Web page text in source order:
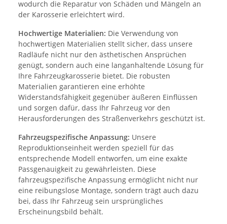
wodurch die Reparatur von Schäden und Mängeln an
der Karosserie erleichtert wird.
Hochwertige Materialien: Die Verwendung von
hochwertigen Materialien stellt sicher, dass unsere
Radläufe nicht nur den ästhetischen Ansprüchen
genügt, sondern auch eine langanhaltende Lösung für
Ihre Fahrzeugkarosserie bietet. Die robusten
Materialien garantieren eine erhöhte
Widerstandsfähigkeit gegenüber äußeren Einflüssen
und sorgen dafür, dass Ihr Fahrzeug vor den
Herausforderungen des Straßenverkehrs geschützt ist.
Fahrzeugspezifische Anpassung: Unsere
Reproduktionseinheit werden speziell für das
entsprechende Modell entworfen, um eine exakte
Passgenauigkeit zu gewährleisten. Diese
fahrzeugspezifische Anpassung ermöglicht nicht nur
eine reibungslose Montage, sondern trägt auch dazu
bei, dass Ihr Fahrzeug sein ursprüngliches
Erscheinungsbild behält.